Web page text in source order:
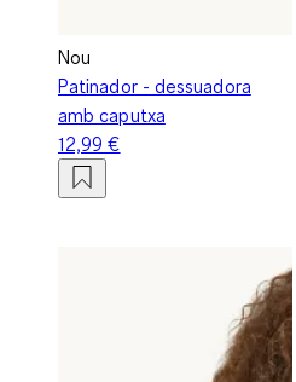
Nou
Patinador - dessuadora
amb caputxa
12,99 €